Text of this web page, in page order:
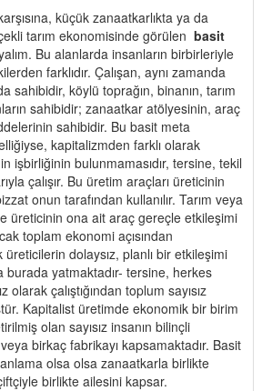
küçük zanaatkarlıkta ya da
tarım ekonomisinde görülen basit
Bu alanlarda insanların birbirleriyle
farklıdır. Çalışan, aynı zamanda
sahibidir, köylü toprağın, binanın, tarım
sahibidir; zanaatkar atölyesinin, araç
sahibidir. Bu basit meta
kapitalizmden farklı olarak
işbirliğinin bulunmamasıdır, tersine, tekil
çalışır. Bu üretim araçları üreticinin
onun tarafından kullanılır. Tarım veya
üreticinin ona ait araç gereçle etkileşimi
toplam ekonomi açısından
üreticilerin dolaysız, planlı bir etkileşimi
yatmaktadır- tersine, herkes
olarak çalıştığından toplum sayısız
Kapitalist üretimde ekonomik bir birim
olan sayısız insanın bilinçli
birkaç fabrikayı kapsamaktadır. Basit
olsa olsa zanaatkarla birlikte
birlikte ailesini kapsar.